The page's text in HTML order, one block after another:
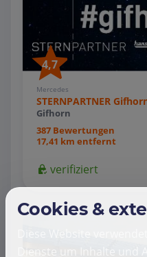
4,7
Mercedes
STERNPARTNER
Gifhorn
387 Bewertungen
17,41 km entfernt
verifiziert
Cookies &
Dienste um Inhalte und